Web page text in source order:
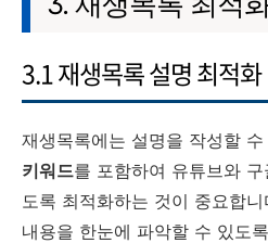
3.1 재생목록 설명 최적화
재생목록에는 설명을 작성할
키워드를 포함하여 유튜브와
도록 최적화하는 것이 중요합
내용을 한눈에 파악할 수 있도